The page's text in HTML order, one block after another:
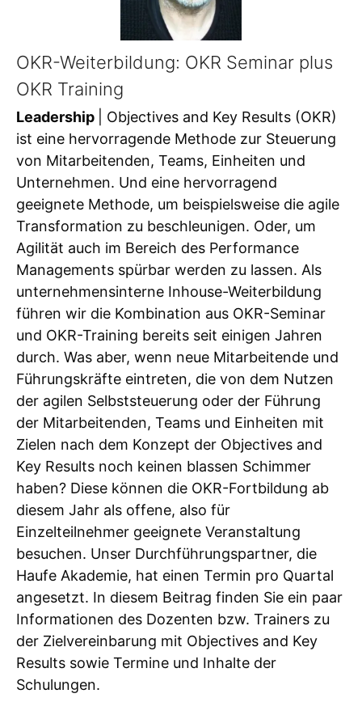
OKR-Weiterbildung: OKR Seminar plus
OKR Training
Leadership
| Objectives and Key Results (OKR)
ist eine hervorragende Methode zur Steuerung
von Mitarbeitenden, Teams, Einheiten und
Unternehmen. Und eine hervorragend
geeignete Methode, um beispielsweise die agile
Transformation zu beschleunigen. Oder, um
Agilität auch im Bereich des Performance
Managements spürbar werden zu lassen. Als
unternehmensinterne Inhouse-Weiterbildung
führen wir die Kombination aus OKR-Seminar
und OKR-Training bereits seit einigen Jahren
durch. Was aber, wenn neue Mitarbeitende und
Führungskräfte eintreten, die von dem Nutzen
der agilen Selbststeuerung oder der Führung
der Mitarbeitenden, Teams und Einheiten mit
Zielen nach dem Konzept der Objectives and
Key Results noch keinen blassen Schimmer
haben? Diese können die OKR-Fortbildung ab
diesem Jahr als offene, also für
Einzelteilnehmer geeignete Veranstaltung
besuchen. Unser Durchführungspartner, die
Haufe Akademie, hat einen Termin pro Quartal
angesetzt. In diesem Beitrag finden Sie ein paar
Informationen des Dozenten bzw. Trainers zu
der Zielvereinbarung mit Objectives and Key
Results sowie Termine und Inhalte der
Schulungen.